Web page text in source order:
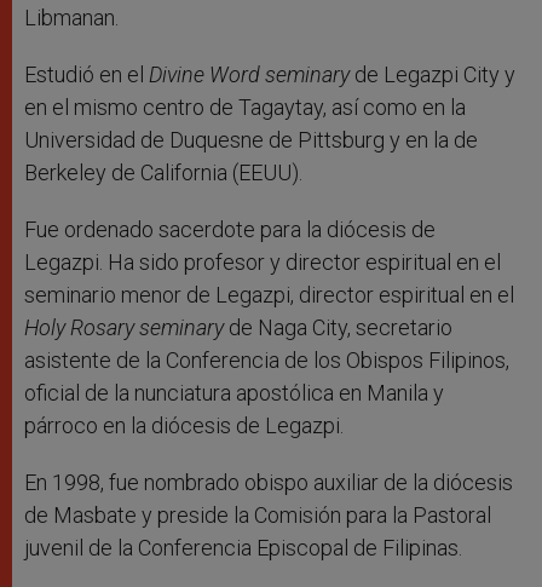
Libmanan.
Estudió en el Divine Word seminaryde Legazpi City y
en el mismo centro de Tagaytay, así como en la
Universidad de Duquesne de Pittsburg y en la de
Berkeley de California (EEUU).
Fue ordenado sacerdote para la diócesis de
Legazpi. Ha sido profesor y director espiritual en el
seminario menor de Legazpi, director espiritual en el
Holy Rosary seminaryde Naga City, secretario
asistente de la Conferencia de los Obispos Filipinos,
oficial de la nunciatura apostólica en Manila y
párroco en la diócesis de Legazpi.
En 1998, fue nombrado obispo auxiliar de la diócesis
de Masbate y preside la Comisión para la Pastoral
juvenil de la Conferencia Episcopal de Filipinas.